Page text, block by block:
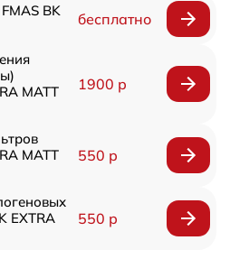
BK
бесплатно
MATT
1900 р
MATT
550 р
EXTRA
550 р